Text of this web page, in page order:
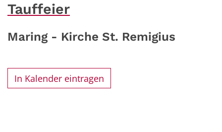
Tauffeier
Maring - Kirche St. Remigius
In Kalender eintragen